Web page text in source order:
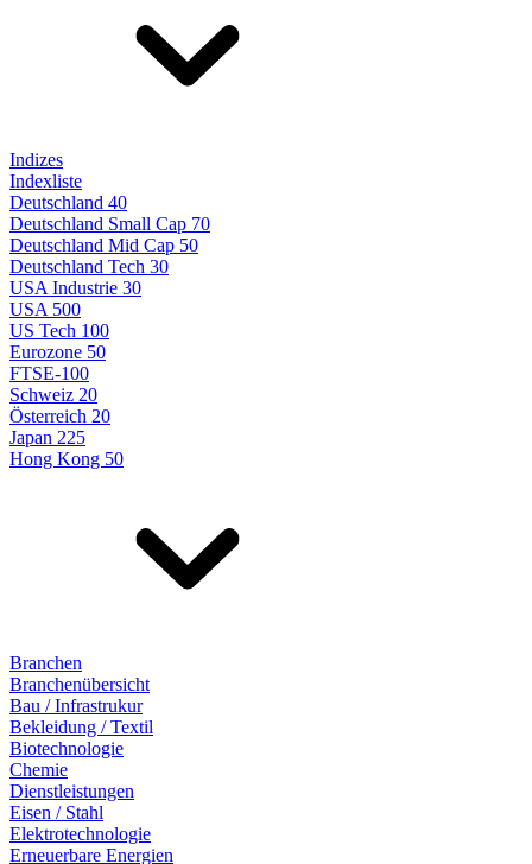
Indizes
Indexliste
Deutschland 40
Deutschland Small Cap 70
Deutschland Mid Cap 50
Deutschland Tech 30
USA Industrie 30
USA 500
US Tech 100
Eurozone 50
FTSE-100
Schweiz 20
Österreich 20
Japan 225
Hong Kong 50
Branchen
Branchenübersicht
Bau / Infrastrukur
Bekleidung / Textil
Biotechnologie
Chemie
Dienstleistungen
Eisen / Stahl
Elektrotechnologie
Erneuerbare Energien